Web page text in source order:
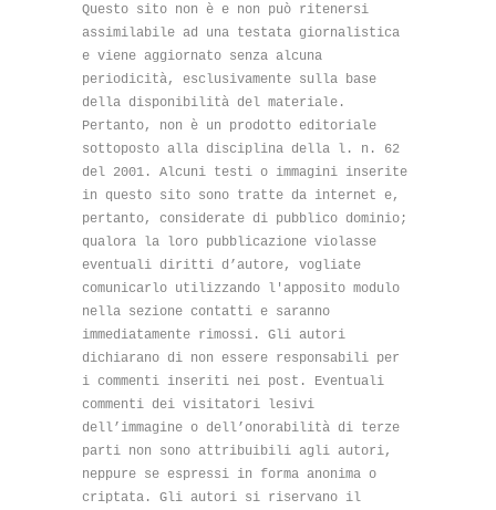
Questo sito non è e non può ritenersi
assimilabile ad una testata giornalistica
e viene aggiornato senza alcuna
periodicità, esclusivamente sulla base
della disponibilità del materiale.
Pertanto, non è un prodotto editoriale
sottoposto alla disciplina della l. n. 62
del 2001. Alcuni testi o immagini inserite
in questo sito sono tratte da internet e,
pertanto, considerate di pubblico dominio;
qualora la loro pubblicazione violasse
eventuali diritti d’autore, vogliate
comunicarlo utilizzando l'apposito modulo
nella sezione contatti e saranno
immediatamente rimossi. Gli autori
dichiarano di non essere responsabili per
i commenti inseriti nei post. Eventuali
commenti dei visitatori lesivi
dell’immagine o dell’onorabilità di terze
parti non sono attribuibili agli autori,
neppure se espressi in forma anonima o
criptata. Gli autori si riservano il